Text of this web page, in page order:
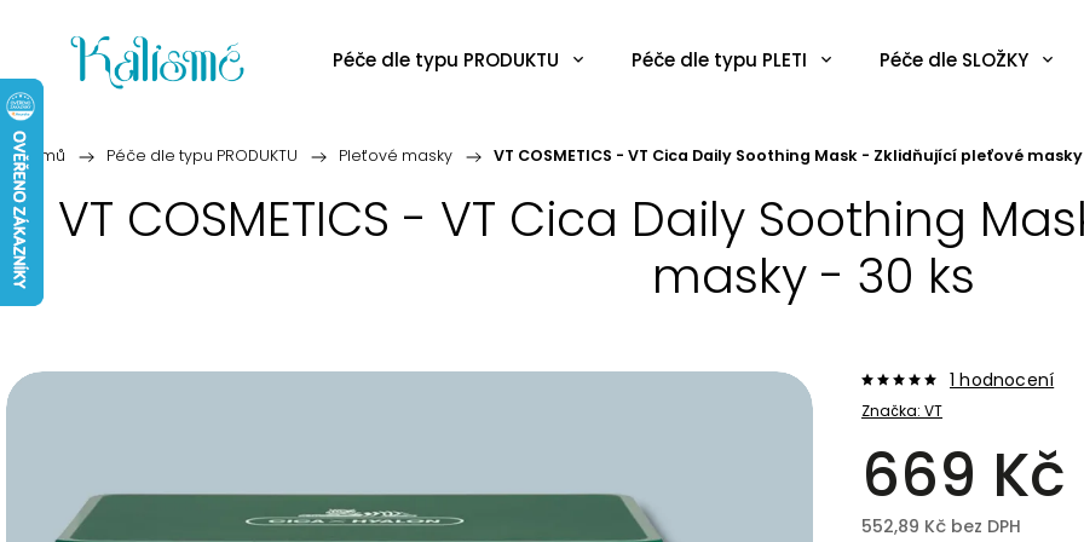
Péče dle typu PRODUKTU Péče dle typu PLETI Péče dle SLOŽKY
Domů / Péče dle typu PRODUKTU / Pleťové masky / VT COSMETICS - VT Cica Daily Soothing Mask - Zklidňující pleťové
VT COSMETICS - VT Cica Daily Soothing
masky - 30 ks​
Značka:VT
1 hodnocení
669 Kč
552,89 Kč bez DPH